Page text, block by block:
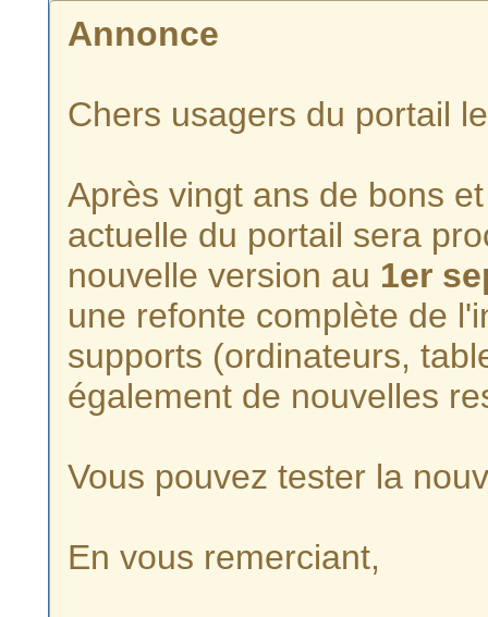
Annonce
Chers usagers du portail
Après vingt ans de bons
actuelle du portail sera
nouvelle version au 1er
une refonte complète de
supports (ordinateurs,
également de nouvelles
Vous pouvez tester la
En vous remerciant,